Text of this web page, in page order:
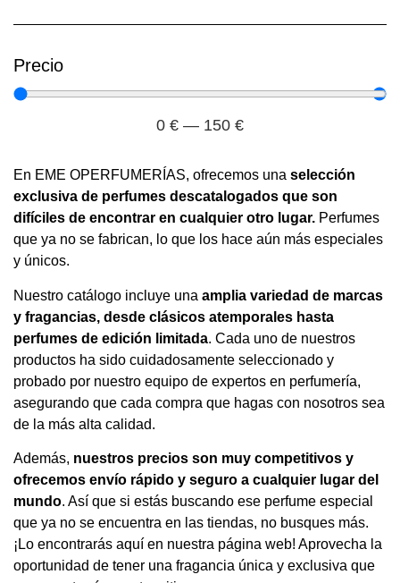
Precio
0 € — 150 €
En EME OPERFUMERÍAS, ofrecemos una selección
exclusiva de perfumes descatalogados que son
difíciles de encontrar en cualquier otro lugar. Perfumes
que ya no se fabrican, lo que los hace aún más especiales
y únicos.
Nuestro catálogo incluye una amplia variedad de marcas
y fragancias, desde clásicos atemporales hasta
perfumes de edición limitada. Cada uno de nuestros
productos ha sido cuidadosamente seleccionado y
probado por nuestro equipo de expertos en perfumería,
asegurando que cada compra que hagas con nosotros sea
de la más alta calidad.
Además, nuestros precios son muy competitivos y
ofrecemos envío rápido y seguro a cualquier lugar del
mundo. Así que si estás buscando ese perfume especial
que ya no se encuentra en las tiendas, no busques más.
¡Lo encontrarás aquí en nuestra página web! Aprovecha la
oportunidad de tener una fragancia única y exclusiva que